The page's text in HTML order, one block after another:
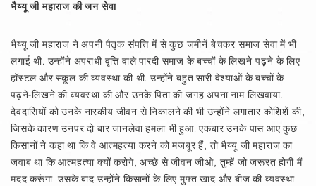
भैय्यू जी महाराज की जन सेवा
भैय्यू जी महाराज ने अपनी पैतृक संपत्ति में से कुछ जमीनें बेचकर समाज सेवा में भी
लगाई थी. उन्होंने अपराधी वृत्ति वाले पारदी समाज के बच्चों के लिखने-पढ़ने के लिए
हॉस्टल और स्कूल की व्यवस्था की थी. उन्होंने बहुत सारी वेश्याओं के बच्चों के
पढ़ने-लिखने की व्यवस्था की और उनके पिता की जगह अपना नाम लिखवाया.
देवदासियों को उनके नारकीय जीवन से निकालने की भी उन्होंने लगातार कोशिशें की,
जिसके कारण उनपर दो बार जानलेवा हमला भी हुआ. एकबार उनके पास आए कुछ
किसानों ने कहा था कि वे आत्महत्या करने को मजबूर हैं, तो भैय्यू जी महाराज का
जवाब था कि आत्महत्या क्यों करोगे, अच्छे से जीवन जीओ, तुम्हें जो जरूरत होगी मैं
मदद करूंगा. उसके बाद उन्होंने किसानों के लिए मुफ्त खाद और बीज की व्यवस्था